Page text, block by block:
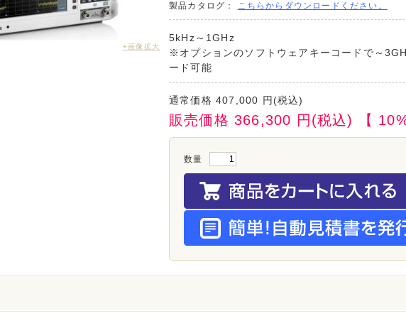
+画像拡大
製品カタログ：
こちらからダウンロードください。
5kHz～1GHz
※オプションのソフトウェアキーコードで～
ード可能
通常価格 407,000 円(税込)
販売価格 366,300 円(税込) 【
数量